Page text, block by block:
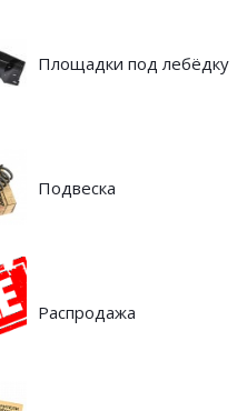
Площадки под лебёдку
Подвеска
Распродажа